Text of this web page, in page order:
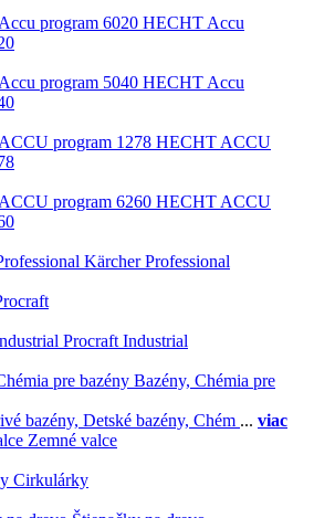
HECHT Accu
HECHT Accu
HECHT ACCU
HECHT ACCU
Kärcher Professional
Procraft Industrial
Bazény, Chémia pre
bazény, Detské bazény, Chém ... viac
Zemné valce
Cirkulárky